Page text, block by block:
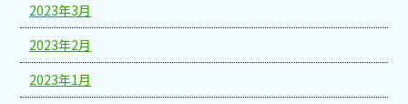
2023年3月
2023年2月
2023年1月